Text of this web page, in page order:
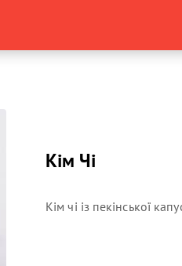
Кім Чі
Кім чі із пекінської